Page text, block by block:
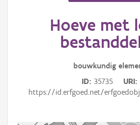
Aanduidingsobject
Hoeve met
bouwkundig
ID 35735
URI
https://id.erfgoed.net/